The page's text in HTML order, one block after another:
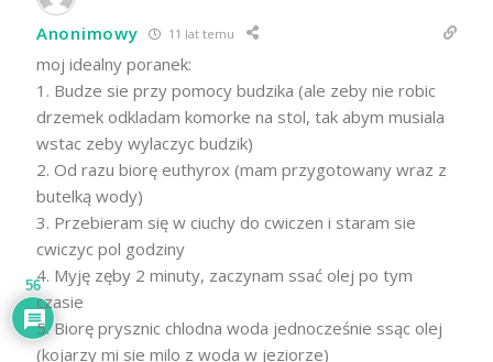
Anonimowy 11 lat temu
moj idealny poranek:
1. Budze sie przy pomocy budzika (ale zeby nie robic
drzemek odkladam komorke na stol, tak abym musiala
wstac zeby wylaczyc budzik)
2. Od razu biorę euthyrox (mam przygotowany wraz z
butelką wody)
3. Przebieram się w ciuchy do cwiczen i staram sie
cwiczyc pol godziny
4. Myję zęby 2 minuty, zaczynam ssać olej po tym
czasie
5. Biorę prysznic chlodna woda jednocześnie ssąc olej
(kojarzy mi sie milo z woda w jeziorze)
56